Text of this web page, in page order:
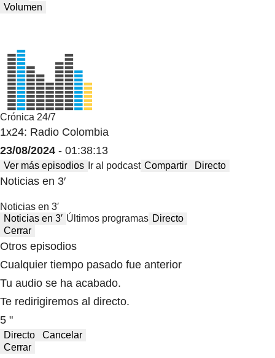
Volumen
Crónica 24/7
1x24: Radio Colombia
23/08/2024 - 01:38:13
Ver más episodios Ir al podcast Compartir Directo
Noticias en 3′
Noticias en 3′
Noticias en 3′ Últimos programas Directo
Cerrar
Otros episodios
Cualquier tiempo pasado fue anterior
Tu audio se ha acabado.
Te redirigiremos al directo.
5 "
Directo
Cancelar
Cerrar